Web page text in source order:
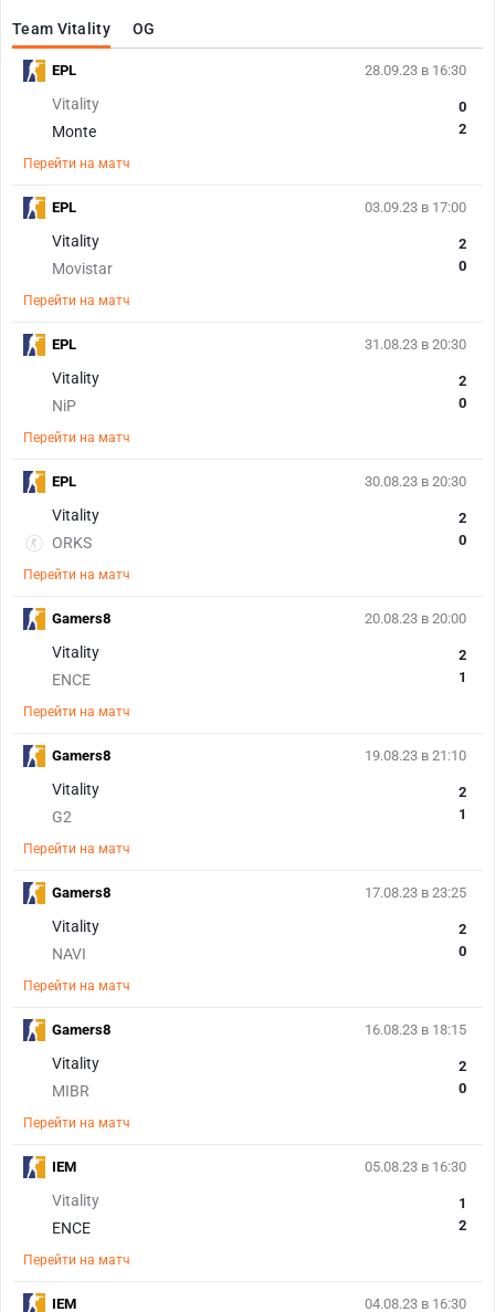
Team Vitality OG
28.09.23 в 16:30
Vitality
Monte
0
2
Перейти на матч
EPL
03.09.23 в 17:00
Vitality
Movistar
2
0
Перейти на матч
EPL
31.08.23 в 20:30
Vitality
NiP
2
0
Перейти на матч
EPL
30.08.23 в 20:30
Vitality
ORKS
2
0
Перейти на матч
EPL
20.08.23 в 20:00
Vitality
ENCE
2
1
Перейти на матч
Gamers8
19.08.23 в 21:10
Vitality
G2
2
1
Перейти на матч
Gamers8
17.08.23 в 23:25
Vitality
NAVI
2
0
Перейти на матч
Gamers8
16.08.23 в 18:15
Vitality
MIBR
2
0
Перейти на матч
Gamers8
05.08.23 в 16:30
Vitality
ENCE
1
2
Перейти на матч
IEM
04.08.23 в 16:30
IEM